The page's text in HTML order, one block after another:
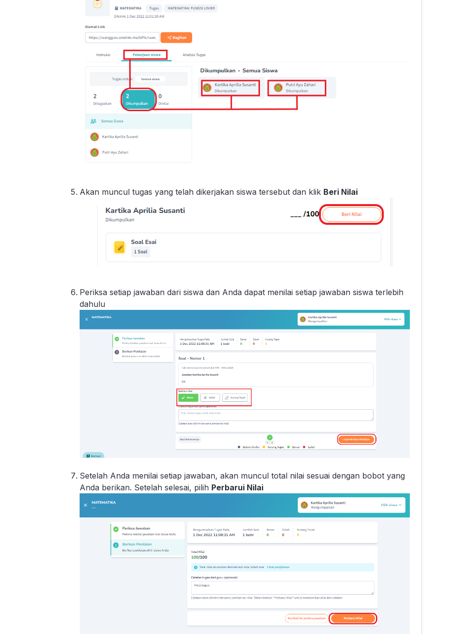
Akan muncul tugas yang telah dikerjakan siswa tersebut dan klik Beri Nilai
Periksa setiap jawaban dari siswa dan Anda dapat menilai setiap jawaban siswa terlebih
dahulu
Setelah Anda menilai setiap jawaban, akan muncul total nilai sesuai dengan bobot yang
Anda berikan. Setelah selesai, pilih Perbarui Nilai